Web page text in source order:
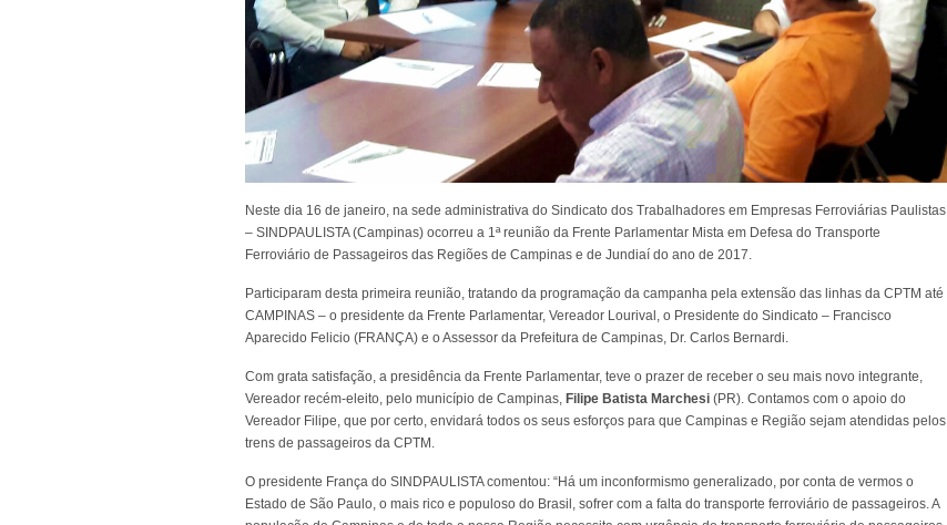
Neste dia 16 de janeiro, na sede administrativa do Sindicato dos Trabalhadores em Empresas Ferroviárias Paulistas
– SINDPAULISTA (Campinas) ocorreu a 1ª reunião da Frente Parlamentar Mista em Defesa do Transporte
Ferroviário de Passageiros das Regiões de Campinas e de Jundiaí do ano de 2017.
Participaram desta primeira reunião, tratando da programação da campanha pela extensão das linhas da CPTM até
CAMPINAS – o presidente da Frente Parlamentar, Vereador Lourival, o Presidente do Sindicato – Francisco
Aparecido Felicio (FRANÇA) e o Assessor da Prefeitura de Campinas, Dr. Carlos Bernardi.
Com grata satisfação, a presidência da Frente Parlamentar, teve o prazer de receber o seu mais novo integrante,
Vereador recém-eleito, pelo município de Campinas, Filipe Batista Marchesi (PR). Contamos com o apoio do
Vereador Filipe, que por certo, envidará todos os seus esforços para que Campinas e Região sejam atendidas pelos
trens de passageiros da CPTM.
O presidente França do SINDPAULISTA comentou: “Há um inconformismo generalizado, por conta de vermos o
Estado de São Paulo, o mais rico e populoso do Brasil, sofrer com a falta do transporte ferroviário de passageiros. A